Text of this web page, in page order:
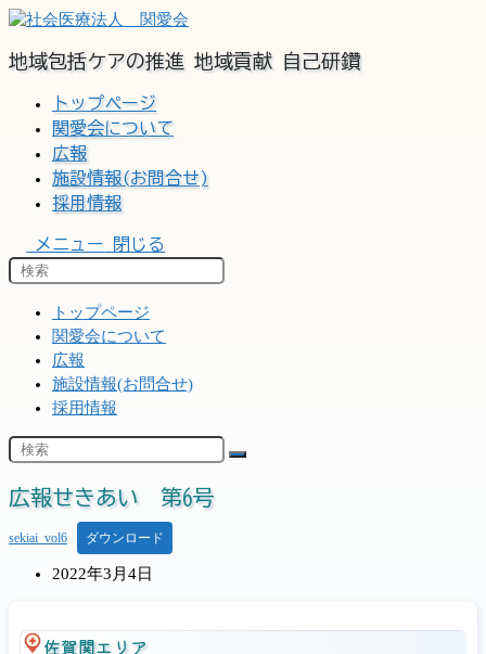
コ
テ
地域包括ケアの推進 地域貢献 自己研鑽
トップページ
関愛会について
広報
施設情報(お問合せ)
採用情報
メニュー 閉じる
トップページ
関愛会について
広報
施設情報(お問合せ)
採用情報
広報せきあい 第6号
sekiai_vol6 ダウンロード
投
開
2022年3月4日
佐賀関エリア